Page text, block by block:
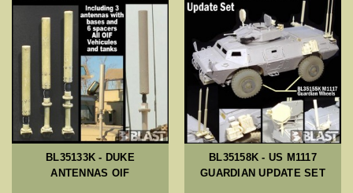
BL35133K - DUKE
ANTENNAS OIF
BL35158K - US M1117
GUARDIAN UPDATE SET